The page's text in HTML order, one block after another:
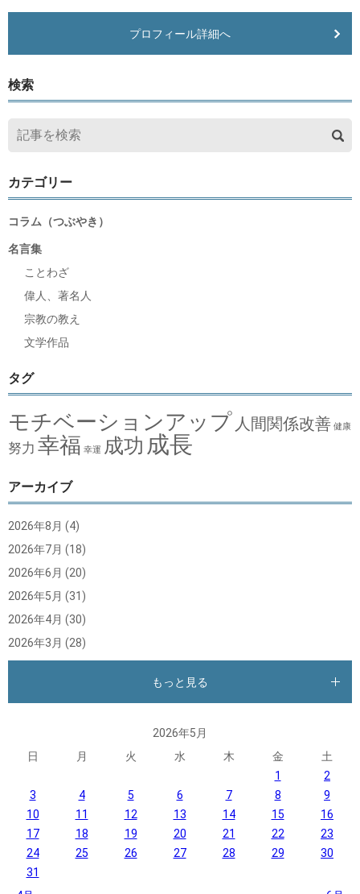
プロフィール詳細へ
検索
カテゴリー
コラム（つぶやき）
名言集
ことわざ
偉人、著名人
宗教の教え
文学作品
タグ
モチベーションアップ 人間関係改善 健康
努力 幸福 幸運 成功 成長
アーカイブ
2026年8月 (4)
2026年7月 (18)
2026年6月 (20)
2026年5月 (31)
2026年4月 (30)
2026年3月 (28)
もっと見る
2026年5月
日
月 火 水 木 金
土
1
2
3
4 5 6 7 8
9
10
11 12 13 14 15
16
17
18 19 20 21 22
23
24
25 26 27 28 29
30
31